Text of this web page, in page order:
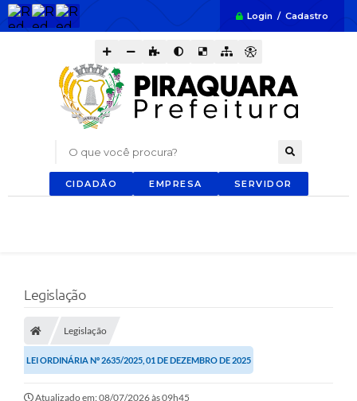
Login / Cadastro
O que você procura?
CIDADÃO EMPRESA SERVIDOR
Legislação
Legislação
LEI ORDINÁRIA Nº 2635/2025, 01 DE DEZEMBRO DE 2025
Atualizado em: 08/07/2026 às 09h45